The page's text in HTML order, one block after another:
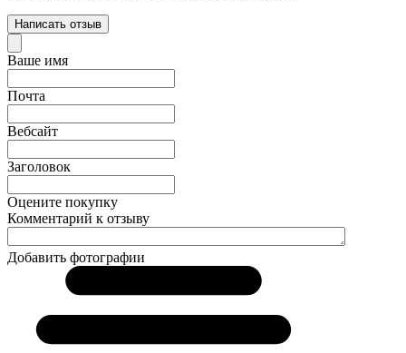
Написать отзыв
Ваше имя
Почта
Вебсайт
Заголовок
Оцените покупку
Комментарий к отзыву
Добавить фотографии